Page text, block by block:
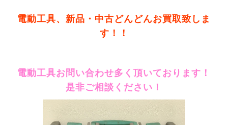
電動工具、新品・中古どんどんお買取致しま
す！！
電動工具お問い合わせ多く頂いております！
是非ご相談ください！